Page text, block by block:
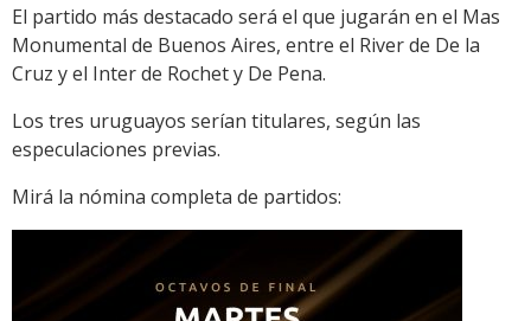
Link
El partido más destacado será el que jugarán en el Mas
Monumental de Buenos Aires, entre el River de De la
Cruz y el Inter de Rochet y De Pena.
Los tres uruguayos serían titulares, según las
especulaciones previas.
Mirá la nómina completa de partidos: